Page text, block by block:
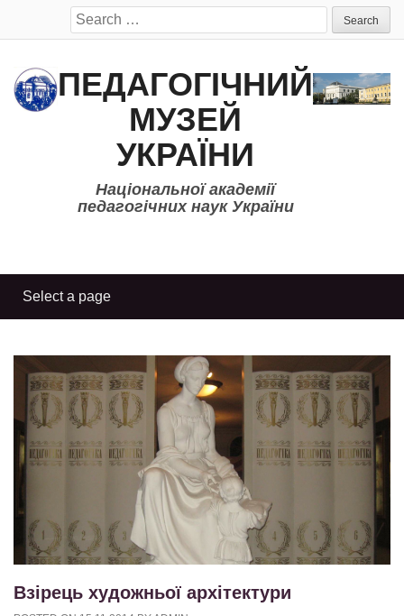
Search
for:
ПЕДАГОГІЧНИЙ
МУЗЕЙ
УКРАЇНИ
Національної академії
педагогічних наук України
Взірець художньої архітектури